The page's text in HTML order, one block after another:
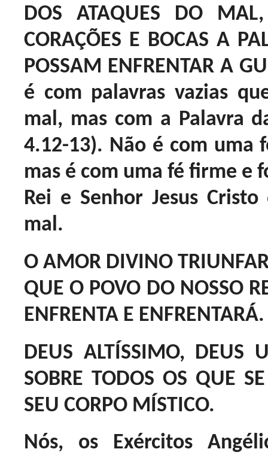
DOS ATAQUES DO
CORAÇÕES E BOCAS A
POSSAM ENFRENTAR A
é com palavras vazias
mal, mas com a Palavra
4.12-13). Não é com uma
mas é com uma fé firme e
Rei e Senhor Jesus
mal.
O AMOR DIVINO
QUE O POVO DO NOSSO
ENFRENTA E ENFRENTARÁ.
DEUS ALTÍSSIMO, DEUS
SOBRE TODOS OS QUE
SEU CORPO MÍSTICO.
Nós, os Exércitos